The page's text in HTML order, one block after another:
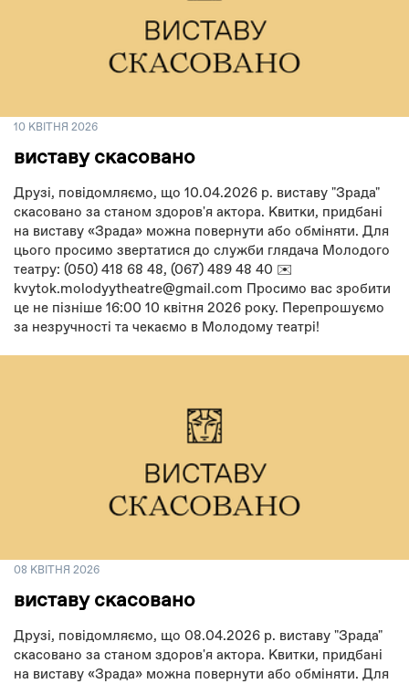
10 КВІТНЯ 2026
виставу скасовано
Друзі, повідомляємо, що 10.04.2026 р. виставу "Зрада"
скасовано за станом здоров'я актора. Квитки, придбані
на виставу «Зрада» можна повернути або обміняти. Для
цього просимо звертатися до служби глядача Молодого
театру: (050) 418 68 48, (067) 489 48 40 ✉️
kvytok.molodyytheatre@gmail.com Просимо вас зробити
це не пізніше 16:00 10 квітня 2026 року. Перепрошуємо
за незручності та чекаємо в Молодому театрі!
08 КВІТНЯ 2026
виставу скасовано
Друзі, повідомляємо, що 08.04.2026 р. виставу "Зрада"
скасовано за станом здоров'я актора. Квитки, придбані
на виставу «Зрада» можна повернути або обміняти. Для